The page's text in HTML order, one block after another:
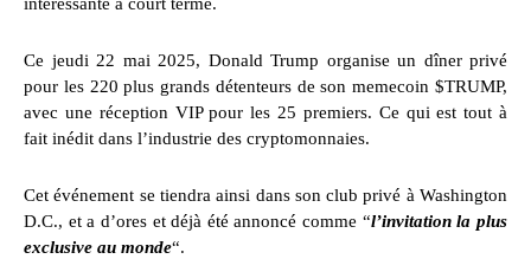
Ce jeudi 22 mai 2025, Donald Trump organise un dîner privé
pour les 220 plus grands détenteurs de son memecoin $TRUMP,
avec une réception VIP pour les 25 premiers. Ce qui est tout à
fait inédit dans l’industrie des cryptomonnaies.
Cet événement se tiendra ainsi dans son club privé à Washington
D.C., et a d’ores et déjà été annoncé comme “l’invitation la plus
exclusive au monde“.